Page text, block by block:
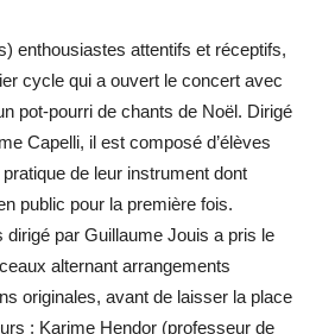
enthousiastes attentifs et réceptifs,
cycle qui a ouvert le concert avec
pot-pourri de chants de Noël. Dirigé
Capelli, il est composé d’élèves
de leur instrument dont
public pour la première fois.
dirigé par Guillaume Jouis a pris le
alternant arrangements
originales, avant de laisser la place
: Karime Hendor (professeur de